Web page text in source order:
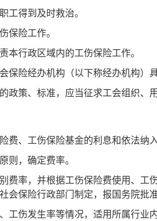
工得到及时救治。
险工作。
本行政区域内的工伤保险工作。
险经办机构（以下称经办机构）
策、标准，应当征求工会组织、用
、工伤保险基金的利息和依法纳
，确定费率。
费率，并根据工伤保险费使用、工
保险行政部门制定，报国务院批
伤发生率等情况，适用所属行业